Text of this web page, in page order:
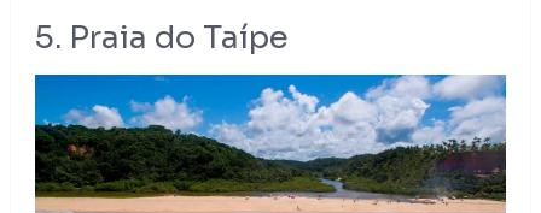
5. Praia do Taípe